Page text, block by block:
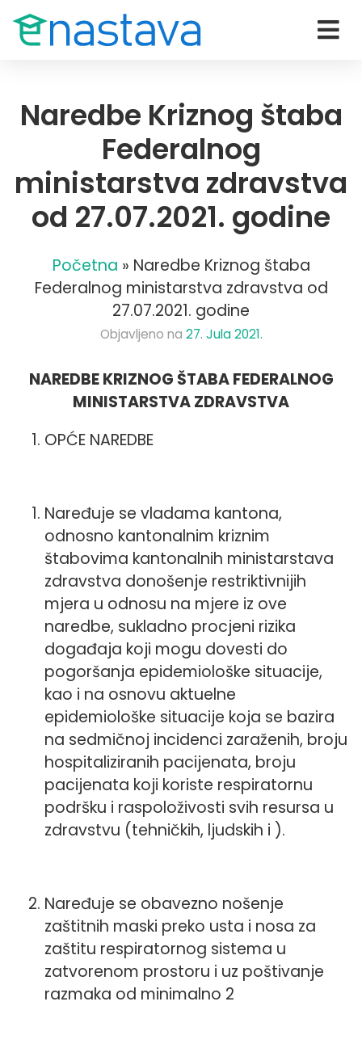
Naredbe Kriznog štaba
Federalnog
ministarstva zdravstva
od 27.07.2021. godine
Početna » Naredbe Kriznog štaba
Federalnog ministarstva zdravstva od
27.07.2021. godine
Objavljeno na 27. Jula 2021.
NAREDBE KRIZNOG ŠTABA FEDERALNOG
MINISTARSTVA ZDRAVSTVA
OPĆE NAREDBE
Naređuje se vladama kantona,
odnosno kantonalnim kriznim
štabovima kantonalnih ministarstava
zdravstva donošenje restriktivnijih
mjera u odnosu na mjere iz ove
naredbe, sukladno procjeni rizika
događaja koji mogu dovesti do
pogoršanja epidemiološke situacije,
kao i na osnovu aktuelne
epidemiološke situacije koja se bazira
na sedmičnoj incidenci zaraženih, broju
hospitaliziranih pacijenata, broju
pacijenata koji koriste respiratornu
podršku i raspoloživosti svih resursa u
zdravstvu (tehničkih, ljudskih i ).
Naređuje se obavezno nošenje
zaštitnih maski preko usta i nosa za
zaštitu respiratornog sistema u
zatvorenom prostoru i uz poštivanje
razmaka od minimalno 2